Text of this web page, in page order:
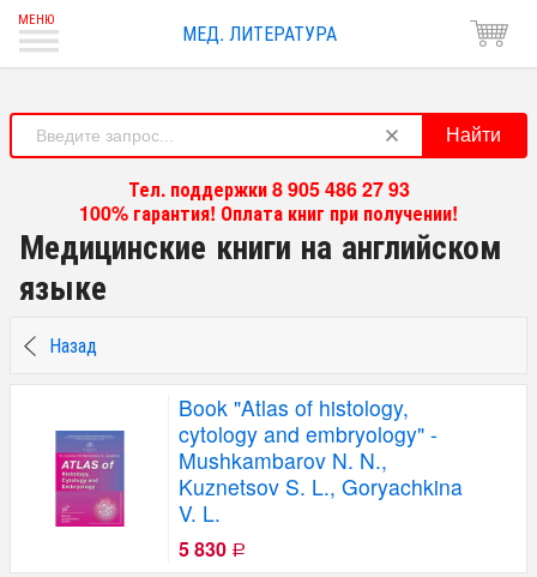
МЕД. ЛИТЕРАТУРА
Найти
Тел. поддержки 8 905 486 27 93
100% гарантия! Оплата книг при получении!
Медицинские книги на английском
языке
Назад
Book "Atlas of histology,
cytology and embryology" -
Mushkambarov N. N.,
Kuznetsov S. L., Goryachkina
V. L.
5 830 Р